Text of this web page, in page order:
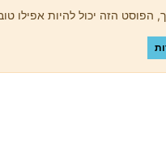
הזה יכול להיות אפילו